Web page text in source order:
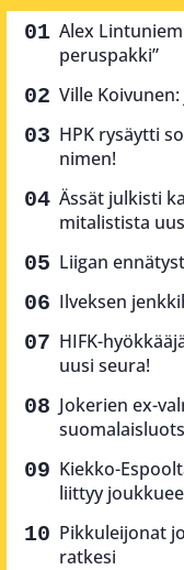
Alex
peruspakki”
Ville
HPK rysäytti
nimen!
Ässät julkisti
mitalistista
Liigan
Ilveksen
HIFK-
uusi seura!
Jokerien ex-
Kiekko-
liittyy
Pikkuleijonat
ratkesi